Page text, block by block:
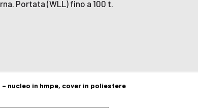
Portata (WLL) fino a 100 t.
nucleo in hmpe, cover in poliestere